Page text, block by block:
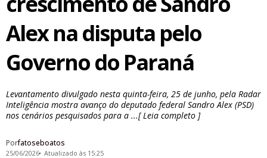
Alex na disputa pelo
Governo do Paraná
Levantamento divulgado nesta quinta-feira, 25 de junho, pela Radar
Inteligência mostra avanço do deputado federal Sandro Alex (PSD)
nos cenários pesquisados para a ...[ Leia completo ]
Porfatoseboatos
25/06/2026 Atualizado às 15:25